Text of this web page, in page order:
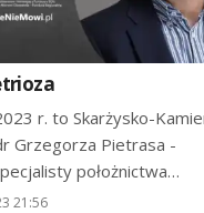
r. to Skarżysko-
Grzegorza Pietrasa -
położnictwa…
21:56